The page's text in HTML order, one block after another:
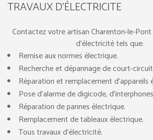
TRAVAUX D’ÉLECTRICITE
Contactez votre artisan Charenton-le-
d’électricité tels que:
Remise aux normes électrique.
Recherche et dépannage de court-
Réparation et remplacement d’appareils
Pose d’alarme de digicode,
Réparation de pannes électrique.
Remplacement de tableaux électrique.
Tous travaux d’électricité.